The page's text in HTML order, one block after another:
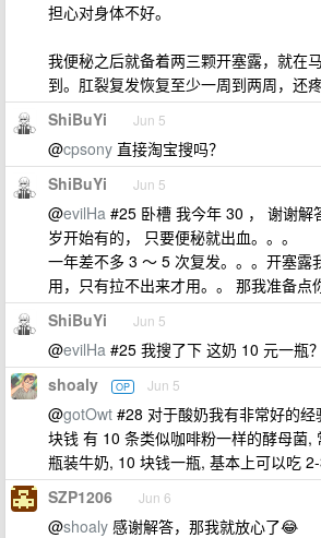
担心对身体不好。
我便秘之后就备着两三颗开塞露，就在
到。肛裂复发恢复至少一周到两周，还疼
ShiBuYi Jun 5
@cpsony 直接淘宝搜吗？
ShiBuYi Jun 5
@evilHa #25 卧槽 我今年 30 ， 谢谢解
岁开始有的， 只要便秘就出血。。。
一年差不多 3 ～ 5 次复发。。。开塞露
用，只有拉不出来才用。。 那我准备点
ShiBuYi Jun 5
@evilHa #25 我搜了下 这奶 10 元一瓶
shoaly OP Jun 5
@gotOwt #28 对于酸奶我有非常好的
块钱 有 10 条类似咖啡粉一样的酵母菌,
瓶装牛奶, 10 块钱一瓶, 基本上可以吃
SZP1206 Jun 6
@shoaly 感谢解答，那我就放心了😂